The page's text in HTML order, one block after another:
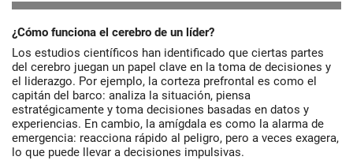
¿Cómo funciona el cerebro de un líder?
Los estudios científicos han identificado que ciertas partes
del cerebro juegan un papel clave en la toma de decisiones y
el liderazgo. Por ejemplo, la corteza prefrontal es como el
capitán del barco: analiza la situación, piensa
estratégicamente y toma decisiones basadas en datos y
experiencias. En cambio, la amígdala es como la alarma de
emergencia: reacciona rápido al peligro, pero a veces exagera,
lo que puede llevar a decisiones impulsivas.